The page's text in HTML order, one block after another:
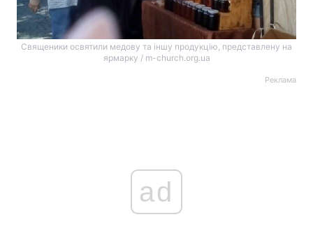
Священики освятили медову та іншу продукцію, представлену на
ярмарку / m-church.org.ua
Реклама
ad